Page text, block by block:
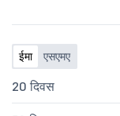
ईमा एसएमए
20 दिवस